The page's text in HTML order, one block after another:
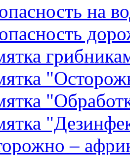
на
–